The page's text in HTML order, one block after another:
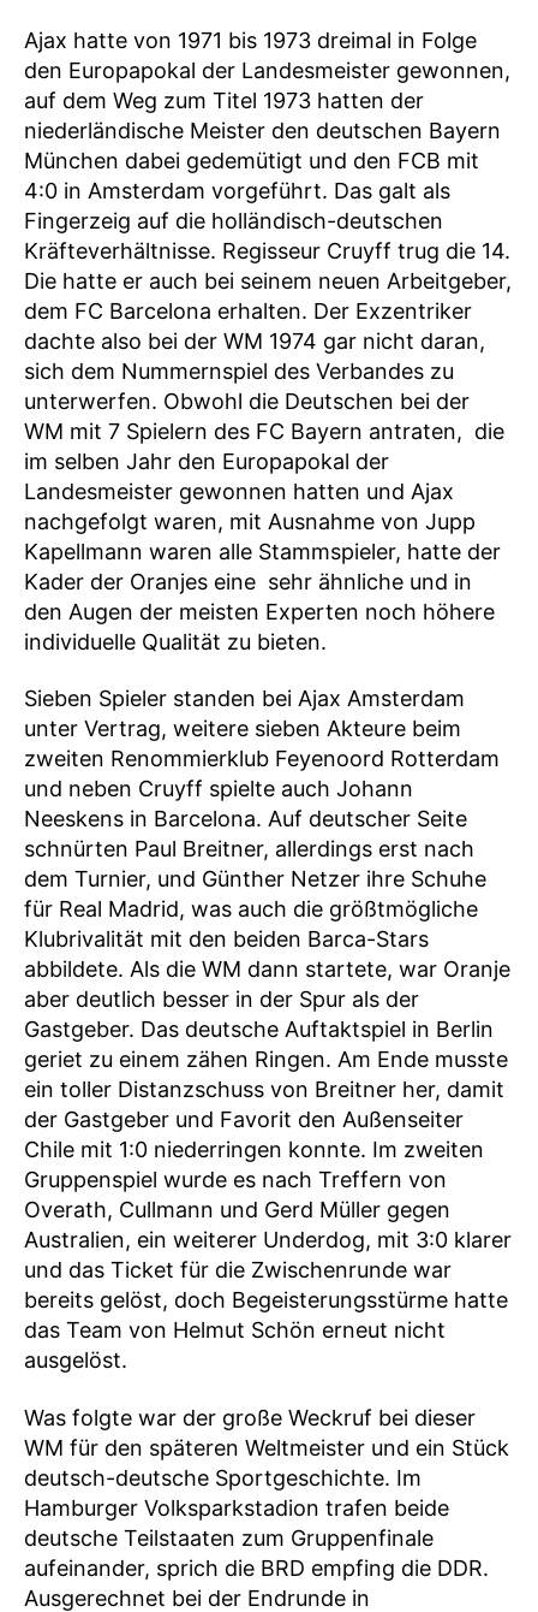
Ajax hatte von 1971 bis 1973 dreimal in Folge
den Europapokal der Landesmeister gewonnen,
auf dem Weg zum Titel 1973 hatten der
niederländische Meister den deutschen Bayern
München dabei gedemütigt und den FCB mit
4:0 in Amsterdam vorgeführt. Das galt als
Fingerzeig auf die holländisch-deutschen
Kräfteverhältnisse. Regisseur Cruyff trug die 14.
Die hatte er auch bei seinem neuen Arbeitgeber,
dem FC Barcelona erhalten. Der Exzentriker
dachte also bei der WM 1974 gar nicht daran,
sich dem Nummernspiel des Verbandes zu
unterwerfen. Obwohl die Deutschen bei der
WM mit 7 Spielern des FC Bayern antraten, die
im selben Jahr den Europapokal der
Landesmeister gewonnen hatten und Ajax
nachgefolgt waren, mit Ausnahme von Jupp
Kapellmann waren alle Stammspieler, hatte der
Kader der Oranjes eine sehr ähnliche und in
den Augen der meisten Experten noch höhere
individuelle Qualität zu bieten.
Sieben Spieler standen bei Ajax Amsterdam
unter Vertrag, weitere sieben Akteure beim
zweiten Renommierklub Feyenoord Rotterdam
und neben Cruyff spielte auch Johann
Neeskens in Barcelona. Auf deutscher Seite
schnürten Paul Breitner, allerdings erst nach
dem Turnier, und Günther Netzer ihre Schuhe
für Real Madrid, was auch die größtmögliche
Klubrivalität mit den beiden Barca-Stars
abbildete. Als die WM dann startete, war Oranje
aber deutlich besser in der Spur als der
Gastgeber. Das deutsche Auftaktspiel in Berlin
geriet zu einem zähen Ringen. Am Ende musste
ein toller Distanzschuss von Breitner her, damit
der Gastgeber und Favorit den Außenseiter
Chile mit 1:0 niederringen konnte. Im zweiten
Gruppenspiel wurde es nach Treffern von
Overath, Cullmann und Gerd Müller gegen
Australien, ein weiterer Underdog, mit 3:0 klarer
und das Ticket für die Zwischenrunde war
bereits gelöst, doch Begeisterungsstürme hatte
das Team von Helmut Schön erneut nicht
ausgelöst.
Was folgte war der große Weckruf bei dieser
WM für den späteren Weltmeister und ein Stück
deutsch-deutsche Sportgeschichte. Im
Hamburger Volksparkstadion trafen beide
deutsche Teilstaaten zum Gruppenfinale
aufeinander, sprich die BRD empfing die DDR.
Ausgerechnet bei der Endrunde in